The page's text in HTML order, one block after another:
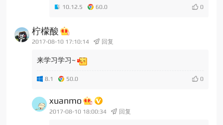
10.12.5 60.0 0
柠檬酸
2017-08-10 17:10:14 回复
来学习学习~
8.1 50.0 0
xuanmo
2017-08-10 18:00:34 回复